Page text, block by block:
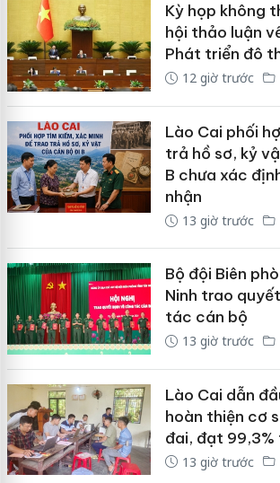
Kỳ họp không
hội thảo luận
Phát triển đô
12 giờ trước
Lào Cai phối
trả hồ sơ, kỷ
B chưa xác
nhận
13 giờ trước
Bộ đội Biên
Ninh trao
tác cán bộ
13 giờ trước
Lào Cai dẫn
hoàn thiện cơ
đai, đạt 99,3%
13 giờ trước